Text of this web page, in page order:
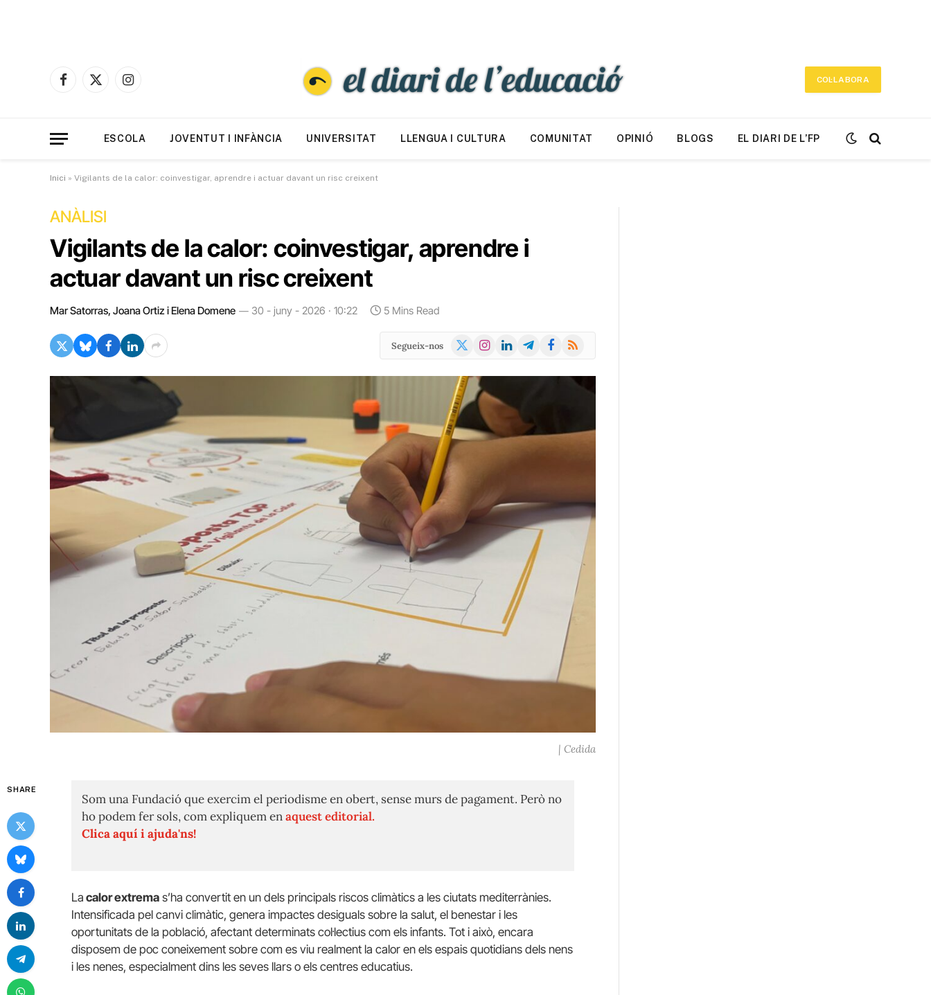
Facebook
X
Instagram
COL·LABORA
ESCOLA JOVENTUT I INFÀNCIA UNIVERSITAT LLENGUA I CULTURA COMUNITAT OPINIÓ BLOGS EL DIARI DE L’FP
Inici » Vigilants de la calor: coinvestigar, aprendre i actuar davant un risc creixent
ANÀLISI
Vigilants de la calor: coinvestigar, aprendre i
actuar davant un risc creixent
Mar Satorras, Joana Ortiz i Elena Domene 30 - juny - 2026 · 10:22 5 Mins Read
Segueix-nos
X
Instagram
LinkedInTelegramFacebook
RSS
| Cedida
SHARE
Som una Fundació que exercim el periodisme en obert, sense murs de pagament. Però no
ho podem fer sols, com expliquem enaquest editorial.
Clica aquí i ajuda'ns!
La calor extrema s’ha convertit en un dels principals riscos climàtics a les ciutats mediterrànies.
Intensificada pel canvi climàtic, genera impactes desiguals sobre la salut, el benestar i les
oportunitats de la població, afectant determinats col·lectius com els infants. Tot i això, encara
disposem de poc coneixement sobre com es viu realment la calor en els espais quotidians dels nens
i les nenes, especialment dins les seves llars o els centres educatius.